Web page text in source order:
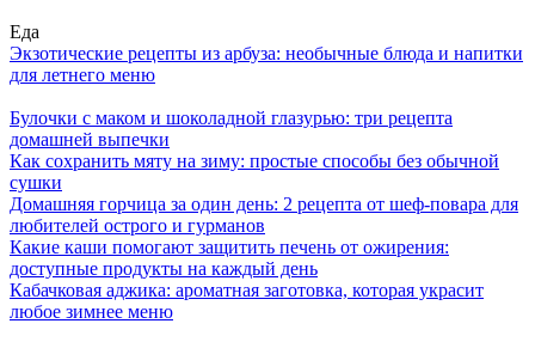
Еда
Экзотические рецепты из арбуза: необычные блюда и напитки
для летнего меню
Булочки с маком и шоколадной глазурью: три рецепта
домашней выпечки
Как сохранить мяту на зиму: простые способы без обычной
сушки
Домашняя горчица за один день: 2 рецепта от шеф-повара для
любителей острого и гурманов
Какие каши помогают защитить печень от ожирения:
доступные продукты на каждый день
Кабачковая аджика: ароматная заготовка, которая украсит
любое зимнее меню